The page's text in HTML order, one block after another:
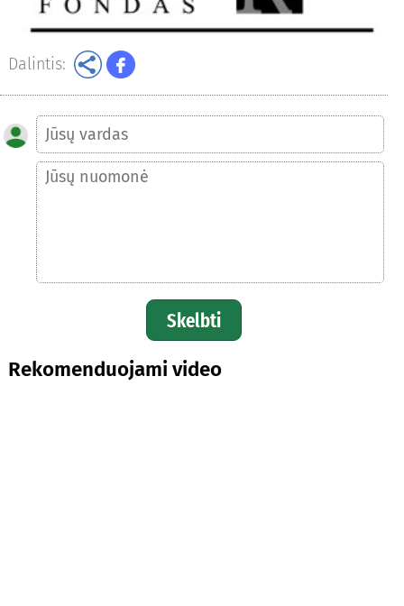
Dalintis:
Skelbti
Rekomenduojami video